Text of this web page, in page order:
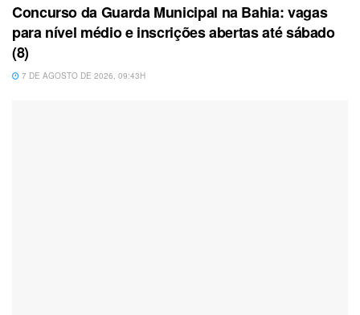
Concurso da Guarda Municipal na Bahia: vagas
para nível médio e inscrições abertas até sábado
(8)
7 DE AGOSTO DE 2026, 09:43H